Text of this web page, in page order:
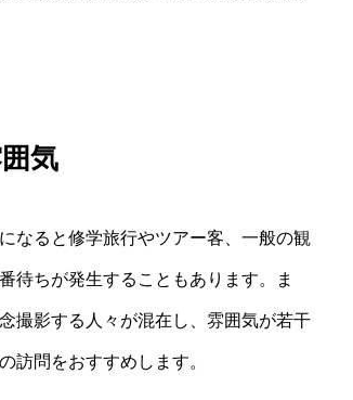
気
なると修学旅行やツアー客、一般の観
待ちが発生することもあります。ま
撮影する人々が混在し、雰囲気が若干
訪問をおすすめします。